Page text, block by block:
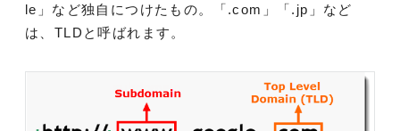
le」など独自につけたもの。「.com」「.jp」など
は、TLDと呼ばれます。